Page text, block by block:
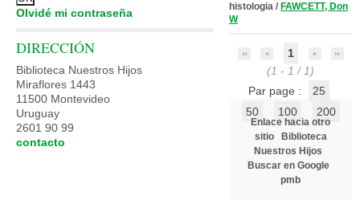
histologia / FAWCETT, Don
W
1
(1 - 1 / 1)
Par page :
25
50
100 200
Enlace hacia otro
sitio
Biblioteca
Nuestros Hijos
Buscar en Google
pmb
Olvidé mi contraseña
DIRECCIÓN
Biblioteca Nuestros Hijos
Miraflores 1443
11500 Montevideo
Uruguay
2601 90 99
contacto